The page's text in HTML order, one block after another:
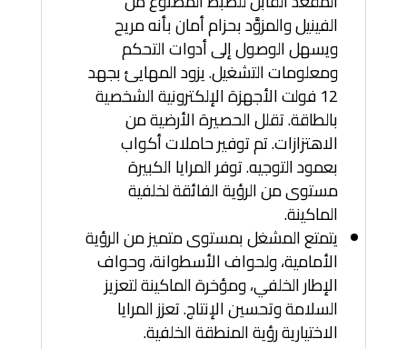
الفينيل والمزوَّد بحزام أمان بأنه مريح
ويسهل الوصول إلى أدوات التحكم
ومعلومات التشغيل. يزود المهايئ بجهد
12 فولت الأجهزة الإلكترونية الشخصية
بالطاقة. تقلل الحصيرة الأرضية من
الاهتزازات. تم توفير حاملات أكواب
بعمود التوجيه. توفر المرايا الكبيرة
مستوى من الرؤية الفائقة لخلفية
الماكينة.
يتمتع المشغل بمستوى متميز من الرؤية
الأمامية، ولحواف الأسطوانة، وحواف
الإطار الخلفي، ومؤخرة الماكينة لتعزيز
السلامة وتحسين الإنتاج. تعزز المرايا
الاختيارية رؤية المنطقة الخلفية.